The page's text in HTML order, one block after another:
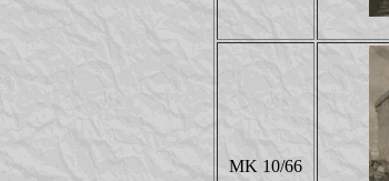
MK 10/66